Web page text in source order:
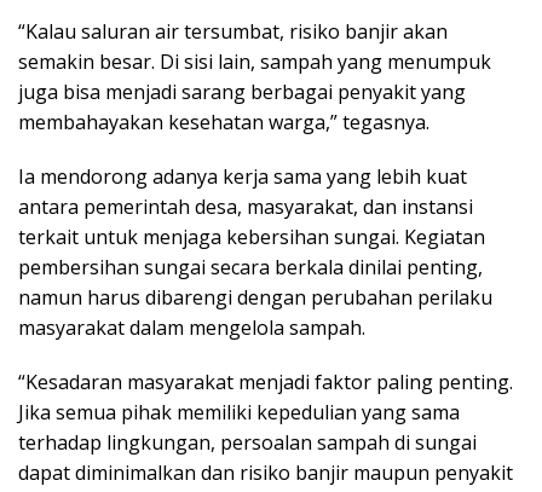
“Kalau saluran air tersumbat, risiko banjir akan
semakin besar. Di sisi lain, sampah yang menumpuk
juga bisa menjadi sarang berbagai penyakit yang
membahayakan kesehatan warga,” tegasnya.
Ia mendorong adanya kerja sama yang lebih kuat
antara pemerintah desa, masyarakat, dan instansi
terkait untuk menjaga kebersihan sungai. Kegiatan
pembersihan sungai secara berkala dinilai penting,
namun harus dibarengi dengan perubahan perilaku
masyarakat dalam mengelola sampah.
“Kesadaran masyarakat menjadi faktor paling penting.
Jika semua pihak memiliki kepedulian yang sama
terhadap lingkungan, persoalan sampah di sungai
dapat diminimalkan dan risiko banjir maupun penyakit